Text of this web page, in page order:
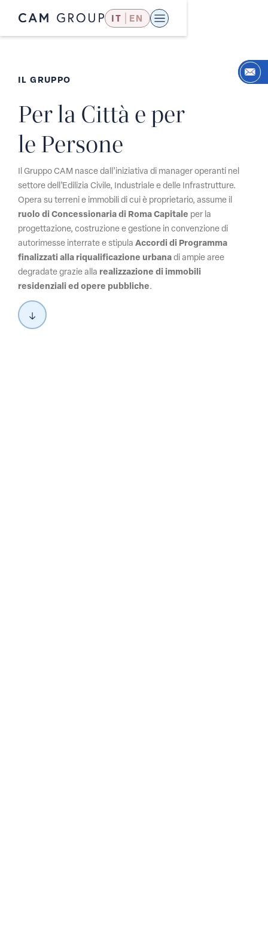
IT EN
IL GRUPPO
Per la Città e per
le Persone
Il Gruppo CAM nasce dall’iniziativa di manager operanti nel
settore dell’Edilizia Civile, Industriale e delle Infrastrutture.
Opera su terreni e immobili di cui è proprietario, assume il
ruolo di Concessionaria di Roma Capitale per la
progettazione, costruzione e gestione in convenzione di
autorimesse interrate e stipula Accordi di Programma
finalizzati alla riqualificazione urbana di ampie aree
degradate grazie alla realizzazione di immobili
residenziali ed opere pubbliche.